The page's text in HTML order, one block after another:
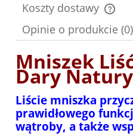
Koszty dostawy
Cena nie zawiera
Opinie o produkcie (0)
Mniszek
Dary Natury
Liście mniszka
prawidłowego
wątroby, a także